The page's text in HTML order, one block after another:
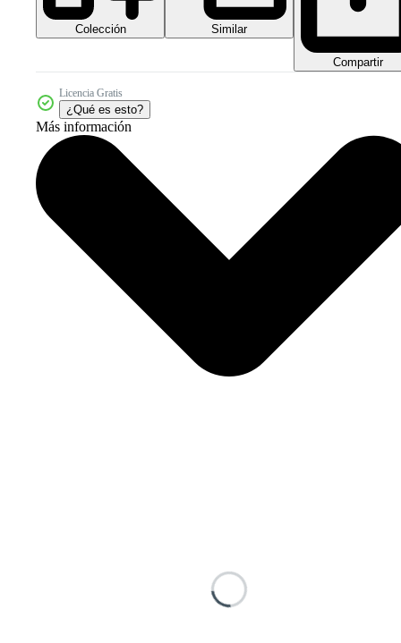
Colección Similar
Compartir
Licencia Gratis
¿Qué es esto?
Más información